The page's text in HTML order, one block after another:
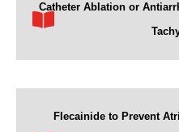
Catheter Ablation or
Flecainide to Prevent